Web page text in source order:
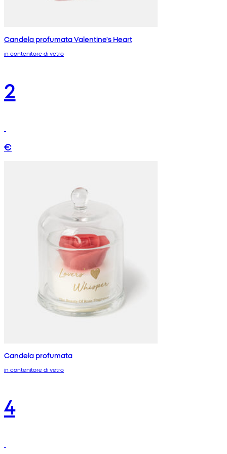
Candela profumata Valentine's Heart
in contenitore di vetro
2
€
Candela profumata
in contenitore di vetro
4